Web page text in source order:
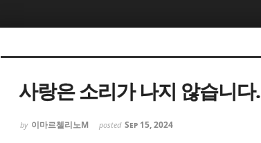
사랑은 소리가 나지 않습니다.
by 이마르첼리노M posted Sep 15, 2024
Sketchbook5, 스케치북5
Sketchbook5, 스케치북5